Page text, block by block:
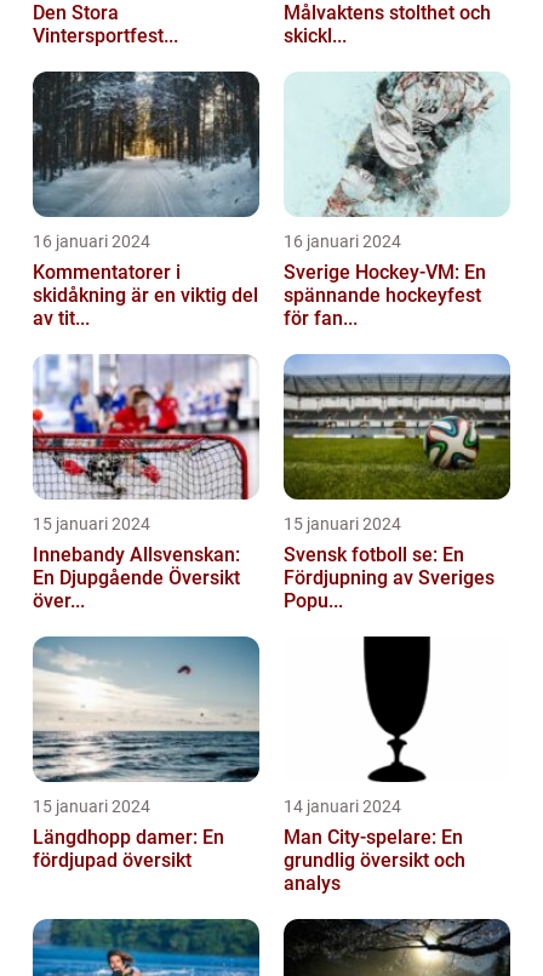
Den Stora
Vintersportfest...
Målvaktens stolthet och
skickl...
16 januari 2024
Kommentatorer i
skidåkning är en viktig del
av tit...
16 januari 2024
Sverige Hockey-VM: En
spännande hockeyfest
för fan...
15 januari 2024
Innebandy Allsvenskan:
En Djupgående Översikt
över...
15 januari 2024
Svensk fotboll se: En
Fördjupning av Sveriges
Popu...
15 januari 2024
Längdhopp damer: En
fördjupad översikt
14 januari 2024
Man City-spelare: En
grundlig översikt och
analys